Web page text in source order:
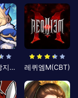
킹방치: 빵지의 제왕 레퀴엠M(CBT)